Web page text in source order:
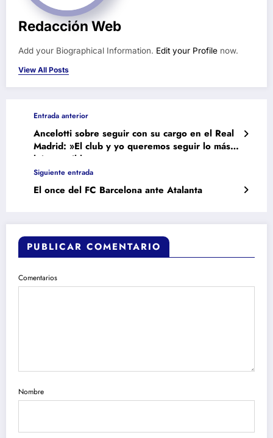
Redacción Web
Add your Biographical Information. Edit your Profile now.
View All Posts
Entrada anterior
Ancelotti sobre seguir con su cargo en el Real
Madrid: »El club y yo queremos seguir lo más
lejos posible»
Siguiente entrada
El once del FC Barcelona ante Atalanta
PUBLICAR COMENTARIO
Comentarios
Nombre